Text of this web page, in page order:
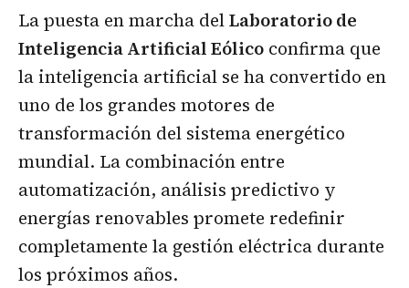
La puesta en marcha delLaboratorio de
Inteligencia Artificial Eólico confirma que
la inteligencia artificial se ha convertido en
uno de los grandes motores de
transformación del sistema energético
mundial. La combinación entre
automatización, análisis predictivo y
energías renovables promete redefinir
completamente la gestión eléctrica durante
los próximos años.